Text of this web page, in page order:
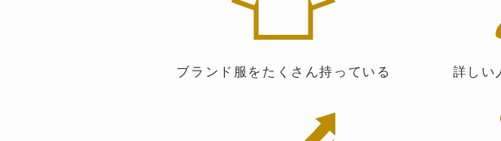
ブランド服をたくさん持っている 詳しい